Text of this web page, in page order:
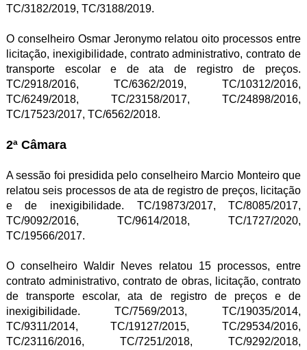
TC/3182/2019, TC/3188/2019.
O conselheiro Osmar Jeronymo relatou oito processos entre
licitação, inexigibilidade, contrato administrativo, contrato de
transporte escolar e de ata de registro de preços.
TC/2918/2016, TC/6362/2019, TC/10312/2016,
TC/6249/2018, TC/23158/2017, TC/24898/2016,
TC/17523/2017, TC/6562/2018.
2ª Câmara
A sessão foi presidida pelo conselheiro Marcio Monteiro que
relatou seis processos de ata de registro de preços, licitação
e de inexigibilidade. TC/19873/2017, TC/8085/2017,
TC/9092/2016, TC/9614/2018, TC/1727/2020,
TC/19566/2017.
O conselheiro Waldir Neves relatou 15 processos, entre
contrato administrativo, contrato de obras, licitação, contrato
de transporte escolar, ata de registro de preços e de
inexigibilidade. TC/7569/2013, TC/19035/2014,
TC/9311/2014, TC/19127/2015, TC/29534/2016,
TC/23116/2016, TC/7251/2018, TC/9292/2018,